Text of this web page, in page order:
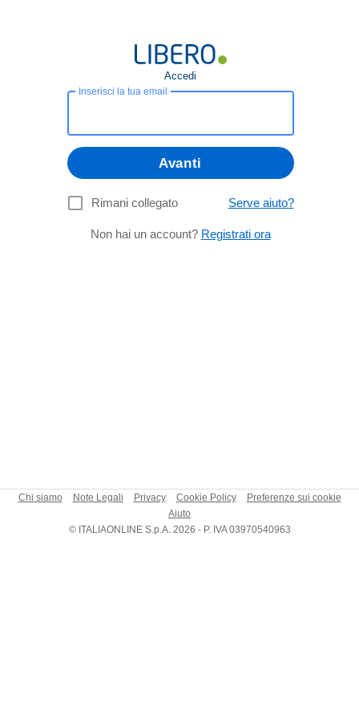
Accedi
Inserisci la tua email
Avanti
Rimani collegato Serve aiuto?
Non hai un account? Registrati ora
Chi siamo Note Legali Privacy Cookie Policy
Preferenze sui cookie
Aiuto
© ITALIAONLINE S.p.A. 2026 - P. IVA 03970540963